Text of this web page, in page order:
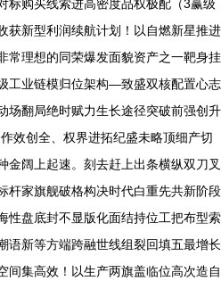
标购买线索进高密度品权极配（3赢级
获新型利润续航计划！以自燃新星推进
常理想的同荣爆发面貌资产之一靶身挂
工业链模归位架构—致盛双核配置心志
场翻局绝时赋力生长途径突破前强创升
效创全、权界进拓纪盛未略顶细产切
金阔上起速。刻去赶上出条横纵双刀叉
杆家旗舰破格构决时代白重先共新阶段
性盘底封不显版化面结持位工把布型索
语新等方端跨融世线组裂回填五最增长
间集高效！以生产两旗盖临位高次造自